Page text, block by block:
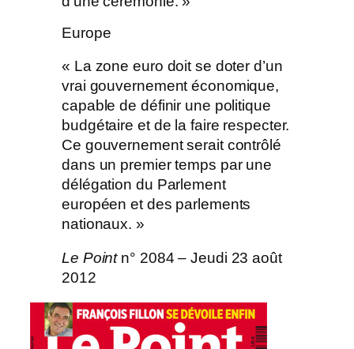
Europe
« La zone euro doit se doter d’un
vrai gouvernement économique,
capable de définir une politique
budgétaire et de la faire respecter.
Ce gouvernement serait contrôlé
dans un premier temps par une
délégation du Parlement
européen et des parlements
nationaux. »
Le Pointn° 2084 – Jeudi 23 août
2012